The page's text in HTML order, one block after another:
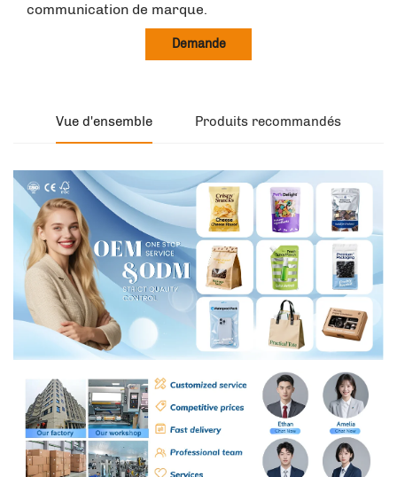
communication de marque.
Demande
Vue d'ensemble Produits recommandés